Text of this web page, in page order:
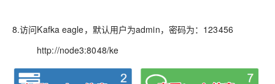
8.访问Kafka eagle，默认用户为admin，密码为：123456
http://node3:8048/ke